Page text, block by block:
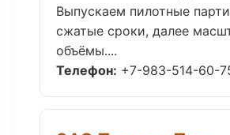
Выпускаем пилотные
сжатые сроки, далее
объёмы....
Телефон: +7-983-514-60-